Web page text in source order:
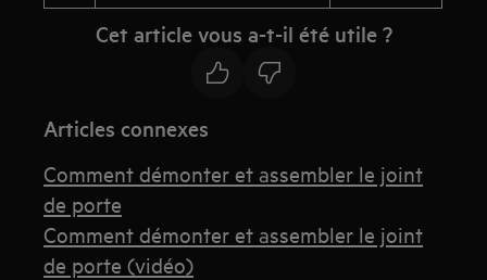
Cet article vous a-t-il été utile ?
Articles connexes
Comment démonter et assembler le joint
de porte
Comment démonter et assembler le joint
de porte (vidéo)